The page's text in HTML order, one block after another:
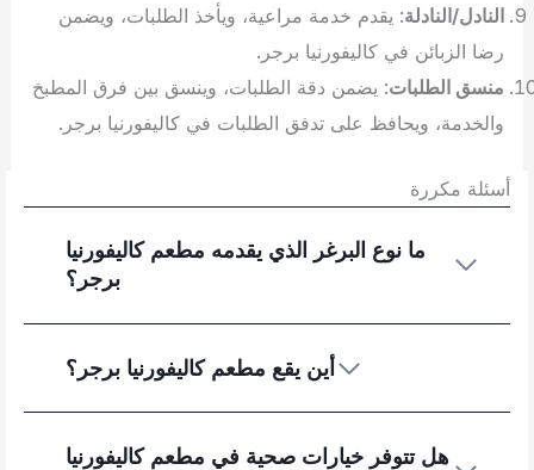
النادل/النادلة: يقدم خدمة مراعية، ويأخذ الطلبات، ويضمن
رضا الزبائن في كاليفورنيا برجر.
منسق الطلبات: يضمن دقة الطلبات، وينسق بين فرق المطبخ
والخدمة، ويحافظ على تدفق الطلبات في كاليفورنيا برجر.
أسئلة مكررة
ما نوع البرغر الذي يقدمه مطعم كاليفورنيا
برجر؟
أين يقع مطعم كاليفورنيا برجر؟
هل تتوفر خيارات صحية في مطعم كاليفورنيا